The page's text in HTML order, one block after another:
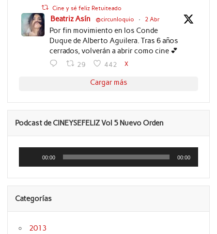
Cine y sé feliz Retuiteado
Beatriz Asín @circunloquio · 2 Abr
Por fin movimiento en los Conde
Duque de Alberto Aguilera. Tras 6 años
cerrados, volverán a abrir como cine 💕
29 442 X
Cargar más
Podcast de CINEYSEFELIZ Vol 5 Nuevo Orden
Reproductor
audio
00:00 00:00
Categorías
2013